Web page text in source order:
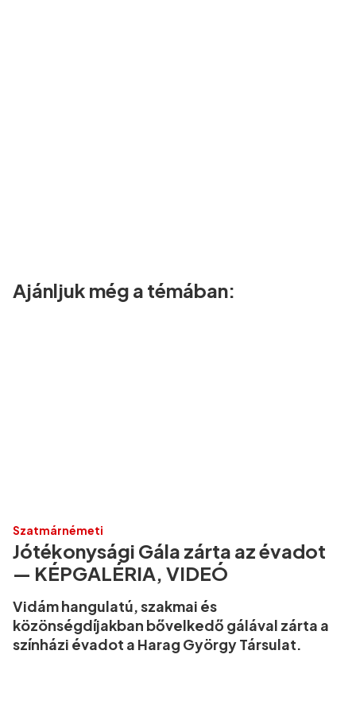
Ajánljuk még a témában:
Szatmárnémeti
Jótékonysági Gála zárta az évadot
— KÉPGALÉRIA, VIDEÓ
Vidám hangulatú, szakmai és
közönségdíjakban bővelkedő gálával zárta a
színházi évadot a Harag György Társulat.